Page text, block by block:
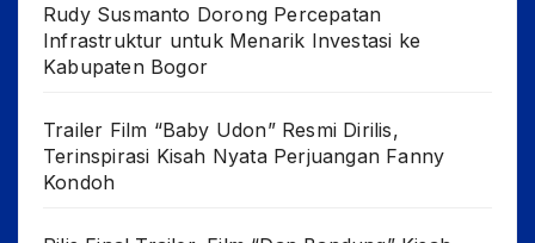
Rudy Susmanto Dorong Percepatan
Infrastruktur untuk Menarik Investasi ke
Kabupaten Bogor
Trailer Film “Baby Udon” Resmi Dirilis,
Terinspirasi Kisah Nyata Perjuangan Fanny
Kondoh